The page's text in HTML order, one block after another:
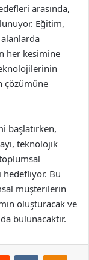
arasında,
Eğitim,
her kesimine
çözümüne
başlatırken,
teknolojik
Bu
müşterilerin
oluşturacak ve
bulunacaktır.
Reddit VKontakte